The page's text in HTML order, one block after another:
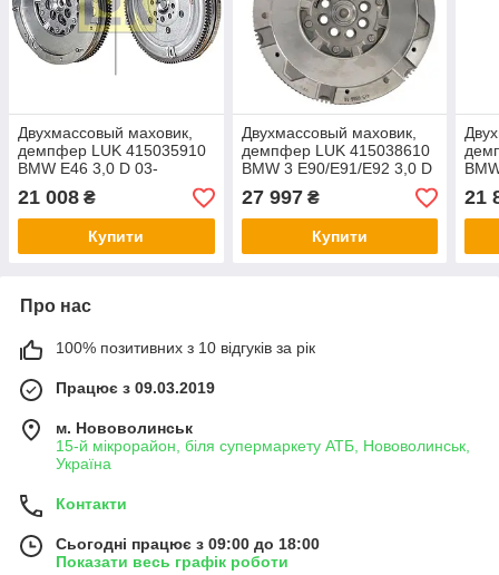
Двухмассовый маховик,
демпфер LUK 415035910
BMW E46 3,0 D 03-
21 008 ₴
Купити
Двухмассовый маховик,
демпфер LUK 415038610
BMW 3 E90/E91/E92 3,0 D
05-
27 997₴
Купити
D
21
Про нас
100% позитивних з 10 відгуків за рік
Працює з 09.03.2019
м. Нововолинськ
15-й мікрорайон, біля супермаркету АТБ, Нововолинськ,
Україна
Контакти
Сьогодні працює з 09:00 до 18:00
Показати весь графік роботи